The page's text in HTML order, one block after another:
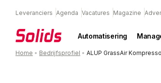
Leveranciers Agenda Vacatures Magazine
Automatisering
Home • Bedrijfsprofiel • ALUP GrassAir